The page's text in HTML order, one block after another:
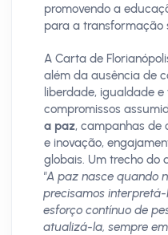
promovendo a
para a transformação
A Carta de
além da ausência de
liberdade, igualdade
compromissos
a paz, campanhas de
e inovação,
globais. Um trecho do
"A paz nasce quando
precisamos
esforço contínuo de
atualizá-la, sempre